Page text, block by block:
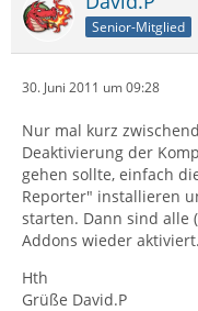
Senior-Mitglied
30. Juni 2011 um 09:28
Nur mal kurz
Deaktivierung der
gehen sollte, einfach
Reporter" installieren
starten. Dann sind alle
Addons wieder aktiviert.
Hth
Grüße David.P